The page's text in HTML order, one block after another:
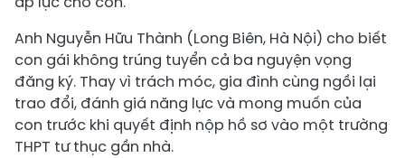
Anh Nguyễn Hữu Thành (Long Biên, Hà Nội) cho biết
con gái không trúng tuyển cả ba nguyện vọng
đăng ký. Thay vì trách móc, gia đình cùng ngồi lại
trao đổi, đánh giá năng lực và mong muốn của
con trước khi quyết định nộp hồ sơ vào một trường
THPT tư thục gần nhà.